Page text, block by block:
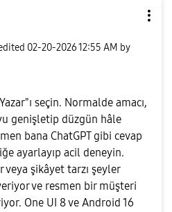
‎02-20-202612:55 AM by
seçin. Normalde amacı,
genişletip düzgün hâle
bana ChatGPT gibi cevap
ayarlayıp acil deneyin.
şikâyet tarzı şeyler
ve resmen bir müşteri
One UI 8 ve Android 16